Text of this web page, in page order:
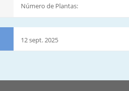
Número de Plantas:
12 sept. 2025